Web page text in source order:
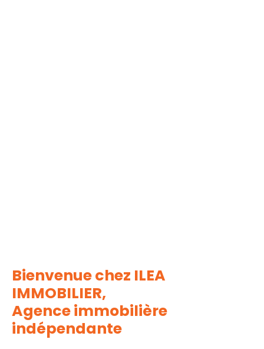
Bienvenue chez ILEA
IMMOBILIER,
Agence immobilière
indépendante